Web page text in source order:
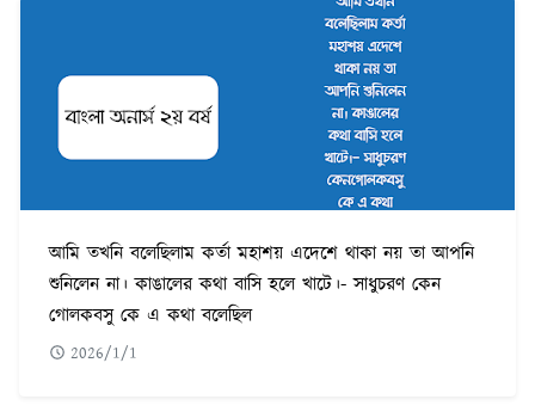
আমি তখনি বলেছিলাম কর্তা মহাশয় এদেশে থাকা নয় তা আপনি
শুনিলেন না। কাঙালের কথা বাসি হলে খাটে।- সাধুচরণ কেন
গোলকবসু কে এ কথা বলেছিল
2026/1/1